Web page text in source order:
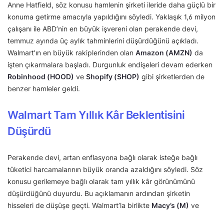
Anne Hatfield, söz konusu hamlenin şirketi ileride daha güçlü bir
konuma getirme amacıyla yapıldığını söyledi. Yaklaşık 1,6 milyon
çalışanı ile ABD’nin en büyük işvereni olan perakende devi,
temmuz ayında üç aylık tahminlerini düşürdüğünü açıkladı.
Walmart’ın en büyük rakiplerinden olan Amazon (AMZN) da
işten çıkarmalara başladı. Durgunluk endişeleri devam ederken
Robinhood (HOOD) ve Shopify (SHOP) gibi şirketlerden de
benzer hamleler geldi.
Walmart Tam Yıllık Kâr Beklentisini
Düşürdü
Perakende devi, artan enflasyona bağlı olarak isteğe bağlı
tüketici harcamalarının büyük oranda azaldığını söyledi. Söz
konusu gerilemeye bağlı olarak tam yıllık kâr görünümünü
düşürdüğünü duyurdu. Bu açıklamanın ardından şirketin
hisseleri de düşüşe geçti. Walmart’la birlikte Macy’s (M) ve